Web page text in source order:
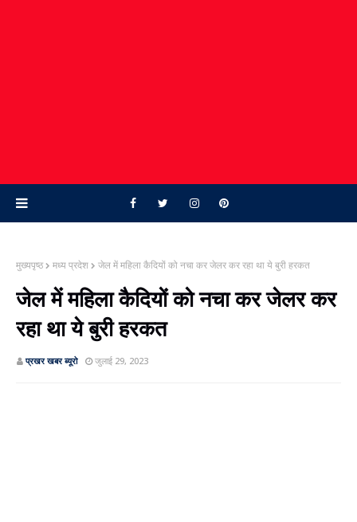
मुख्यपृष्ठ मध्य प्रदेश जेल में महिला कैदियों को नचा कर जेलर कर रहा था ये बुरी हरकत
जेल में महिला कैदियों को नचा कर जेलर कर
रहा था ये बुरी हरकत
प्रखर खबर ब्‍यूरो जुलाई 29, 2023